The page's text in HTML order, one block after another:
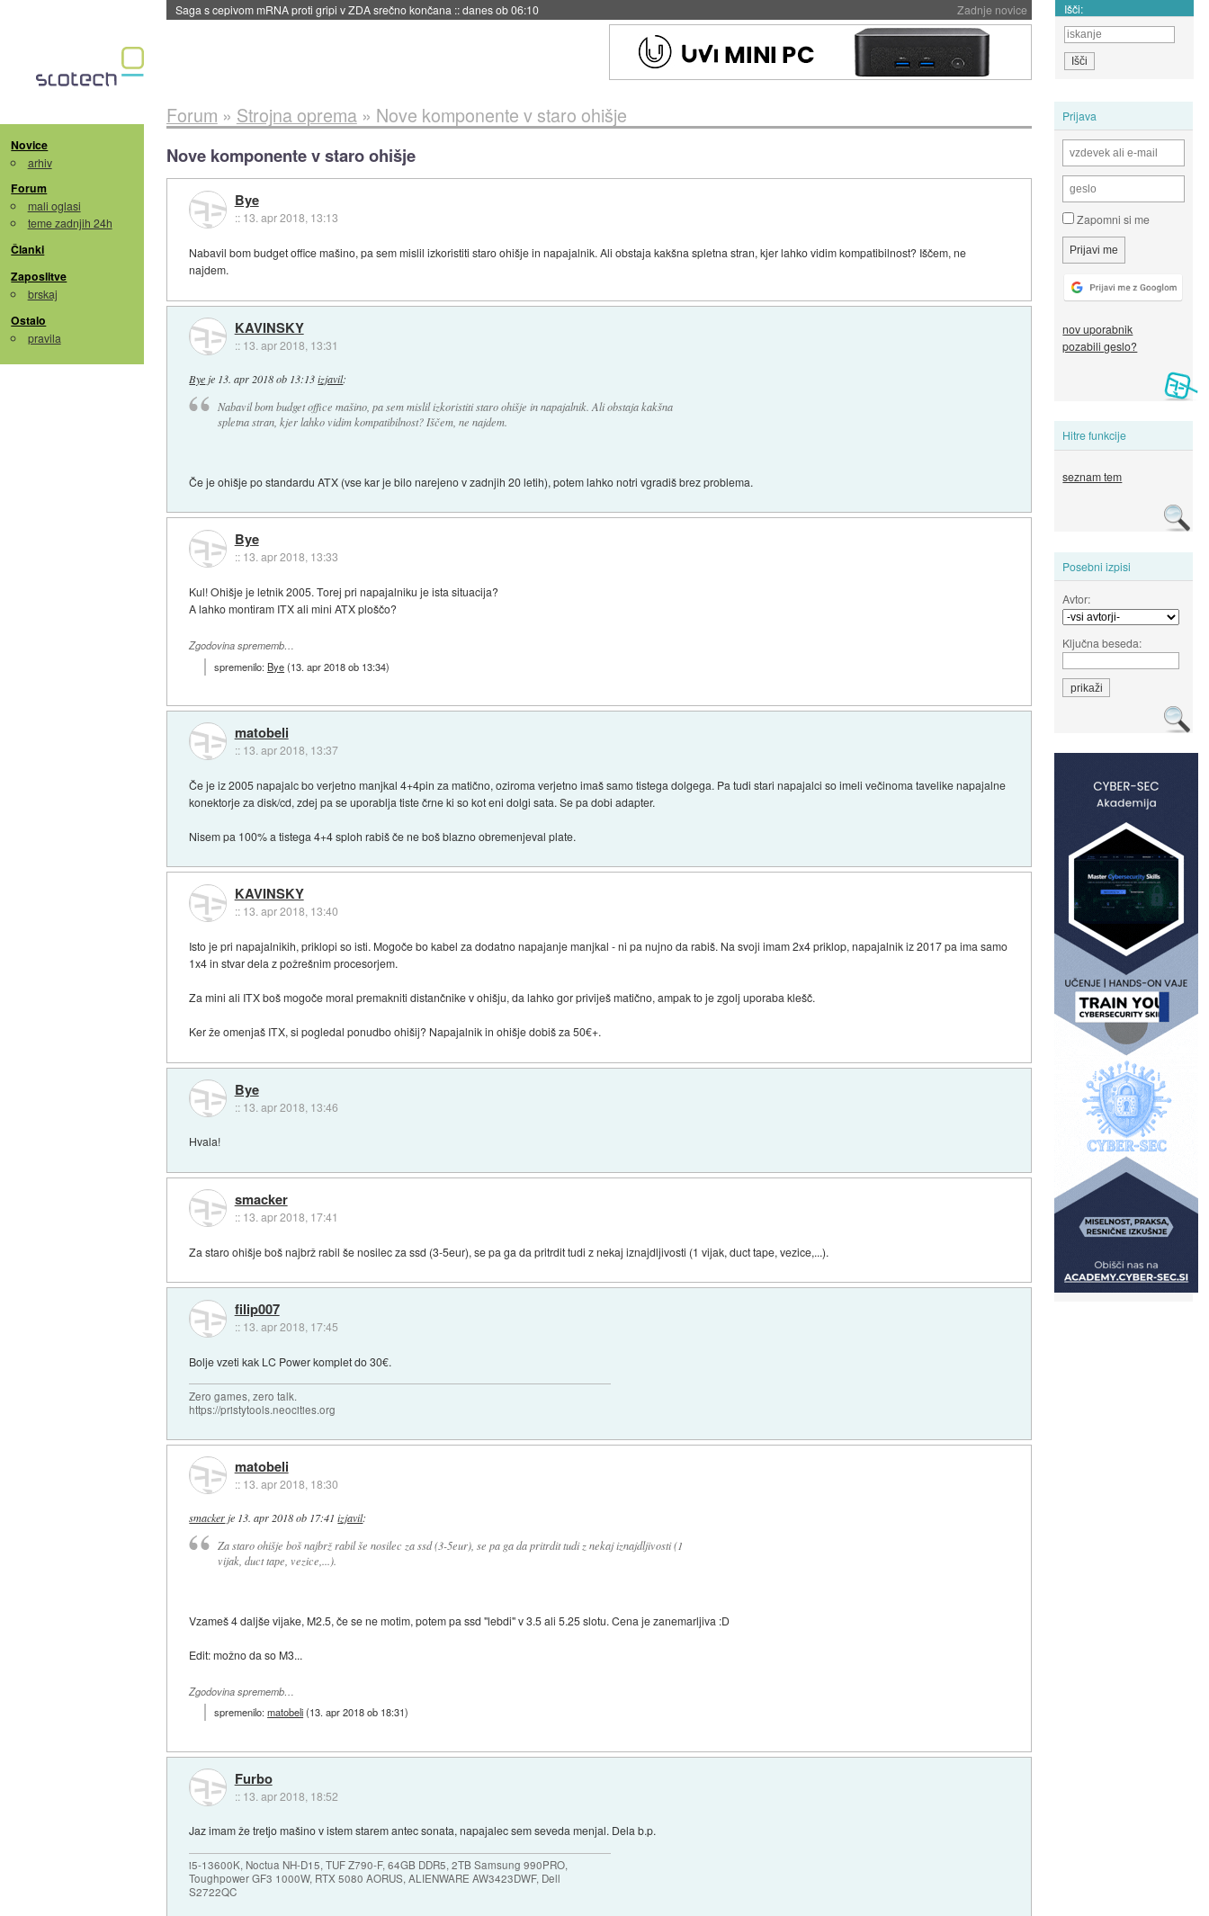
Zadnje novice
BMW v vozilih začel predvajati reklame::danes ob 06:09 Išči:
Novice
arhiv
Forum
mali oglasi
teme zadnjih 24h
Članki
Zaposlitve
brskaj
Ostalo
pravila
Prijava
Zapomni si me
nov uporabnik
pozabili geslo?
Hitre funkcije
seznam tem
Posebni izpisi
Avtor:
Ključna beseda:
Forum » Strojna oprema» Nove komponente v staro ohišje
Nove komponente v staro ohišje
Bye
:: 13. apr 2018, 13:13
Nabavil bom budget office mašino, pa sem mislil izkoristiti staro ohišje in napajalnik. Ali obstaja kakšna spletna stran, kjer lahko vidim kompatibilnost? Iščem, ne
najdem.
KAVINSKY
:: 13. apr 2018, 13:31
Byeje 13. apr 2018 ob 13:13 izjavil:
Nabavil bom budget office mašino, pa sem mislil izkoristiti staro ohišje in napajalnik. Ali obstaja kakšna
spletna stran, kjer lahko vidim kompatibilnost? Iščem, ne najdem.
Če je ohišje po standardu ATX (vse kar je bilo narejeno v zadnjih 20 letih), potem lahko notri vgradiš brez problema.
Bye
:: 13. apr 2018, 13:33
Kul! Ohišje je letnik 2005. Torej pri napajalniku je ista situacija?
A lahko montiram ITX ali mini ATX ploščo?
Zgodovina sprememb…
spremenilo:Bye(13. apr 2018 ob 13:34)
matobeli
:: 13. apr 2018, 13:37
Če je iz 2005 napajalc bo verjetno manjkal 4+4pin za matično, oziroma verjetno imaš samo tistega dolgega. Pa tudi stari napajalci so imeli večinoma tavelike napajalne
konektorje za disk/cd, zdej pa se uporablja tiste črne ki so kot eni dolgi sata. Se pa dobi adapter.
Nisem pa 100% a tistega 4+4 sploh rabiš če ne boš blazno obremenjeval plate.
KAVINSKY
:: 13. apr 2018, 13:40
Isto je pri napajalnikih, priklopi so isti. Mogoče bo kabel za dodatno napajanje manjkal - ni pa nujno da rabiš. Na svoji imam 2x4 priklop, napajalnik iz 2017 pa ima samo
1x4 in stvar dela z požrešnim procesorjem.
Za mini ali ITX boš mogoče moral premakniti distančnike v ohišju, da lahko gor priviješ matično, ampak to je zgolj uporaba klešč.
Ker že omenjaš ITX, si pogledal ponudbo ohišij? Napajalnik in ohišje dobiš za 50€+.
Bye
:: 13. apr 2018, 13:46
Hvala!
smacker
:: 13. apr 2018, 17:41
Za staro ohišje boš najbrž rabil še nosilec za ssd (3-5eur), se pa ga da pritrdit tudi z nekaj iznajdljivosti (1 vijak, duct tape, vezice,...).
filip007
:: 13. apr 2018, 17:45
Bolje vzeti kak LC Power komplet do 30€.
Zero games, zero talk.
https://pristytools.neocities.org
matobeli
:: 13. apr 2018, 18:30
smackerje 13. apr 2018 ob 17:41 izjavil:
Za staro ohišje boš najbrž rabil še nosilec za ssd (3-5eur), se pa ga da pritrdit tudi z nekaj iznajdljivosti (1
vijak, duct tape, vezice,...).
Vzameš 4 daljše vijake, M2.5, če se ne motim, potem pa ssd "lebdi" v 3.5 ali 5.25 slotu. Cena je zanemarljiva :D
Edit: možno da so M3...
Zgodovina sprememb…
spremenilo:matobeli(13. apr 2018 ob 18:31)
Furbo
:: 13. apr 2018, 18:52
Jaz imam že tretjo mašino v istem starem antec sonata, napajalec sem seveda menjal. Dela b.p.
i5-13600K, Noctua NH-D15, TUF Z790-F, 64GB DDR5, 2TB Samsung 990PRO,
Toughpower GF3 1000W, RTX 5080 AORUS, ALIENWARE AW3423DWF, Dell
S2722QC